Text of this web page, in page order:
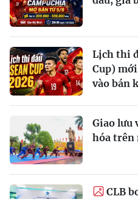
Lịch thi
Cup)
vào bán
Giao lưu
hóa trên
CLB